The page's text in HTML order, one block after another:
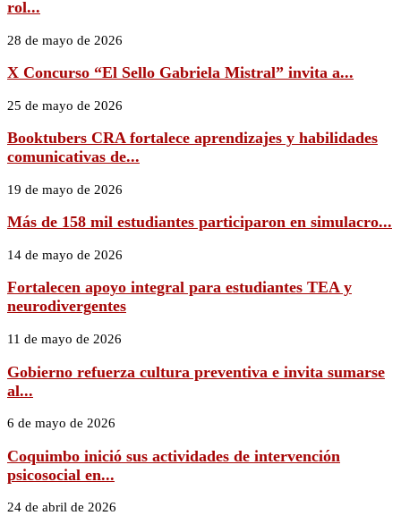
rol...
28 de mayo de 2026
X Concurso “El Sello Gabriela Mistral” invita a...
25 de mayo de 2026
Booktubers CRA fortalece aprendizajes y habilidades
comunicativas de...
19 de mayo de 2026
Más de 158 mil estudiantes participaron en simulacro...
14 de mayo de 2026
Fortalecen apoyo integral para estudiantes TEA y
neurodivergentes
11 de mayo de 2026
Gobierno refuerza cultura preventiva e invita sumarse
al...
6 de mayo de 2026
Coquimbo inició sus actividades de intervención
psicosocial en...
24 de abril de 2026